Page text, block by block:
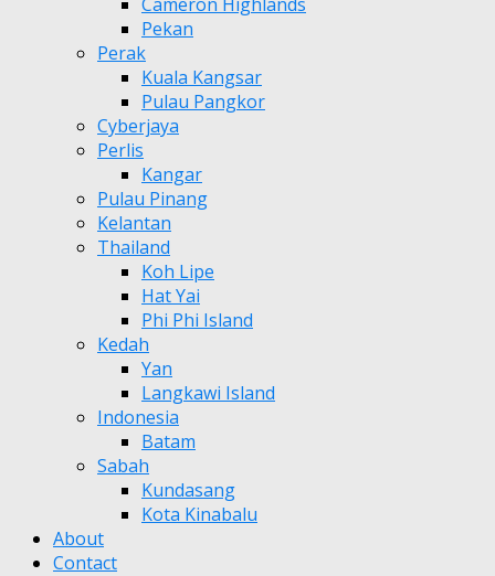
Pekan
Perak
Kuala Kangsar
Pulau Pangkor
Cyberjaya
Perlis
Kangar
Pulau Pinang
Kelantan
Thailand
Koh Lipe
Hat Yai
Phi Phi Island
Kedah
Yan
Langkawi Island
Indonesia
Batam
Sabah
Kundasang
Kota Kinabalu
About
Contact